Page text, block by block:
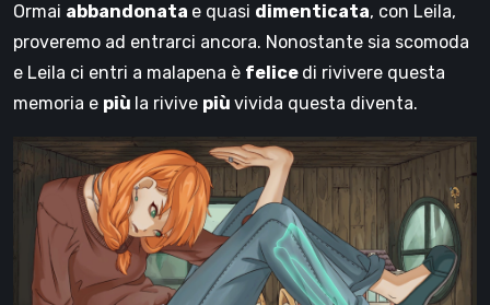
Ormai abbandonata e quasi dimenticata, con Leila,
proveremo ad entrarci ancora. Nonostante sia scomoda
e Leila ci entri a malapena è felice di rivivere questa
memoria e più la rivive più vivida questa diventa.